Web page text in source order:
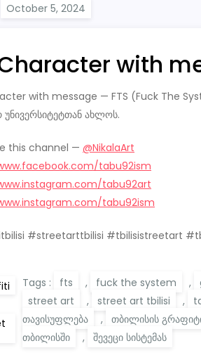
with
with message — FTS (Fuck The
უნივერსიტეტთან ახლოს.
this channel — @NikalaArt
tabu92ism
tabu92art
tabu92ism
#streetarttbilisi #tbilisistreetart
Tags : fts , fuck the system ,
street art
, street art tbilisi ,
თავისუფლება
, თბილისის
თბილისში
, შევეცი სისტემას